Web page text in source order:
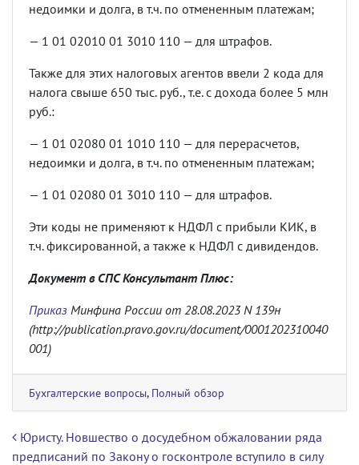
недоимки и долга, в т.ч. по отмененным платежам;
— 1 01 02010 01 3010 110 — для штрафов.
Также для этих налоговых агентов ввели 2 кода для
налога свыше 650 тыс. руб., т.е. с дохода более 5 млн
руб.:
— 1 01 02080 01 1010 110 — для перерасчетов,
недоимки и долга, в т.ч. по отмененным платежам;
— 1 01 02080 01 3010 110 — для штрафов.
Эти коды не применяют к НДФЛ с прибыли КИК, в
т.ч. фиксированной, а также к НДФЛ с дивидендов.
Документ в СПС Консультант Плюс:
Приказ Минфина России от 28.08.2023 N 139н
(http://publication.pravo.gov.ru/document/0001202310040
001)
Бухгалтерские вопросы, Полный обзор
Навигация по записям
Юристу. Новшество о досудебном обжаловании ряда
предписаний по Закону о госконтроле вступило в силу